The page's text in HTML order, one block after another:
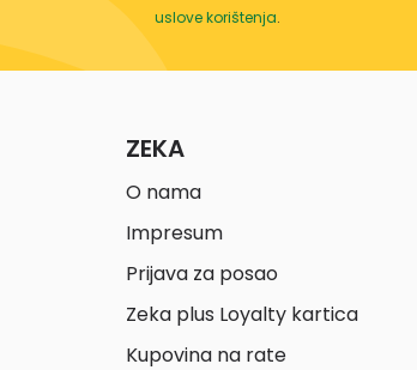
uslove korištenja.
ZEKA
O nama
Impresum
Prijava za posao
Zeka plus Loyalty kartica
Kupovina na rate